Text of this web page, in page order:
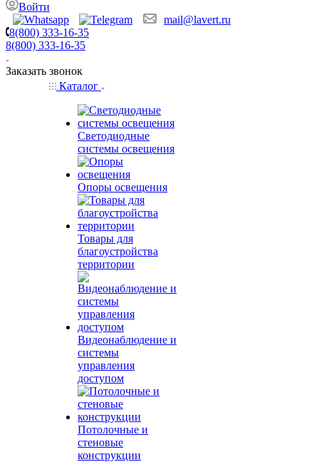
Войти
mail@lavert.ru
8(800) 333-16-35
8(800) 333-16-35
Заказать звонок
Каталог
Светодиодные
системы освещения
Опоры освещения
Товары для
благоустройства
территории
Видеонаблюдение и
системы
управления
доступом
Потолочные и
стеновые
конструкции